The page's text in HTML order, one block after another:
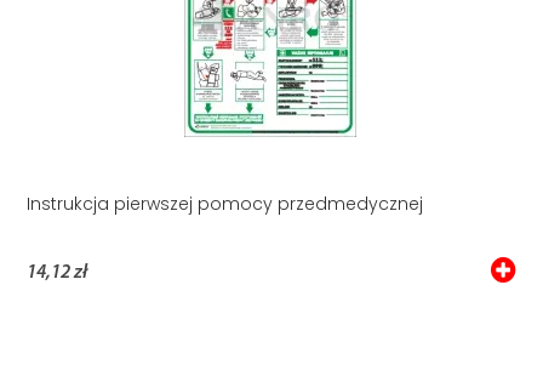
Instrukcja pierwszej pomocy przedmedycznej
14,12 zł